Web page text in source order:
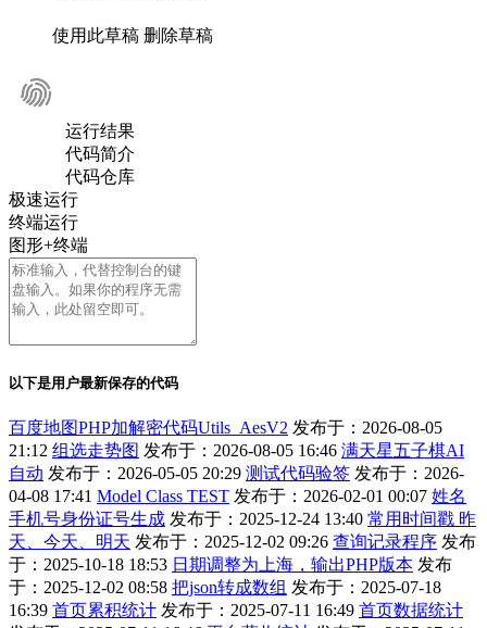
使用此草稿 删除草稿
运行结果
代码简介
代码仓库
极速运行
终端运行
图形+终端
以下是用户最新保存的代码
百度地图PHP加解密代码Utils_AesV2 发布于：2026-08-05
21:12 组选走势图 发布于：2026-08-05 16:46 满天星五子棋AI
自动 发布于：2026-05-05 20:29 测试代码验签 发布于：2026-
04-08 17:41 Model Class TEST 发布于：2026-02-01 00:07 姓名
手机号身份证号生成 发布于：2025-12-24 13:40 常用时间戳 昨
天、今天、明天 发布于：2025-12-02 09:26 查询记录程序 发布
于：2025-10-18 18:53 日期调整为上海，输出PHP版本 发布
于：2025-12-02 08:58 把json转成数组 发布于：2025-07-18
16:39 首页累积统计 发布于：2025-07-11 16:49 首页数据统计